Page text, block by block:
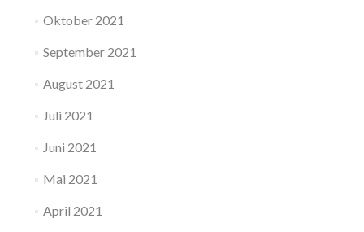
Oktober 2021
September 2021
August 2021
Juli 2021
Juni 2021
Mai 2021
April 2021